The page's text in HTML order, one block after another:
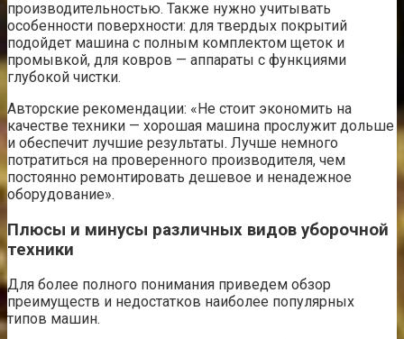
производительностью. Также нужно учитывать
особенности поверхности: для твердых покрытий
подойдет машина с полным комплектом щеток и
промывкой, для ковров — аппараты с функциями
глубокой чистки.
Авторские рекомендации: «Не стоит экономить на
качестве техники — хорошая машина прослужит дольше
и обеспечит лучшие результаты. Лучше немного
потратиться на проверенного производителя, чем
постоянно ремонтировать дешевое и ненадежное
оборудование».
Плюсы и минусы различных видов уборочной
техники
Для более полного понимания приведем обзор
преимуществ и недостатков наиболее популярных
типов машин.